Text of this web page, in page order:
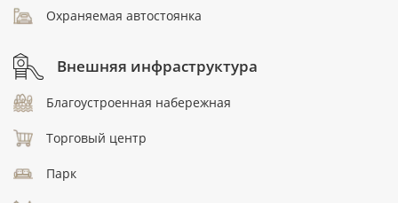
Охраняемая автостоянка
Внешняя инфраструктура
Благоустроенная набережная
Торговый центр
Парк